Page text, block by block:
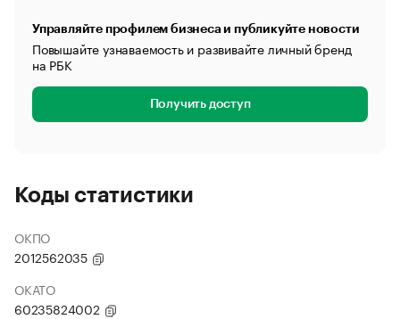
Управляйте профилем бизнеса и публикуйте новости
Повышайте узнаваемость и развивайте личный бренд
на РБК
Получить доступ
Коды статистики
ОКПО
2012562035
ОКАТО
60235824002